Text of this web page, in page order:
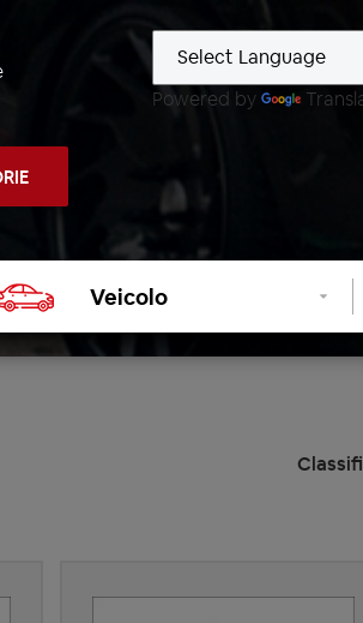
Powered by
veicolo